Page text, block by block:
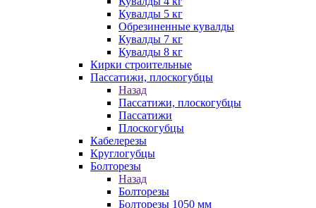
Кувалды 5 кг
Обрезиненные кувалды
Кувалды 7 кг
Кувалды 8 кг
Кирки строительные
Пассатижи, плоскогубцы
Назад
Пассатижи, плоскогубцы
Пассатижи
Плоскогубцы
Кабелерезы
Круглогубцы
Болторезы
Назад
Болторезы
Болторезы 1050 мм